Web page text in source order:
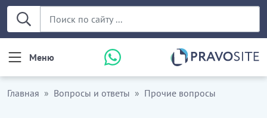
Меню
Главная Вопросы и ответы Прочие вопросы